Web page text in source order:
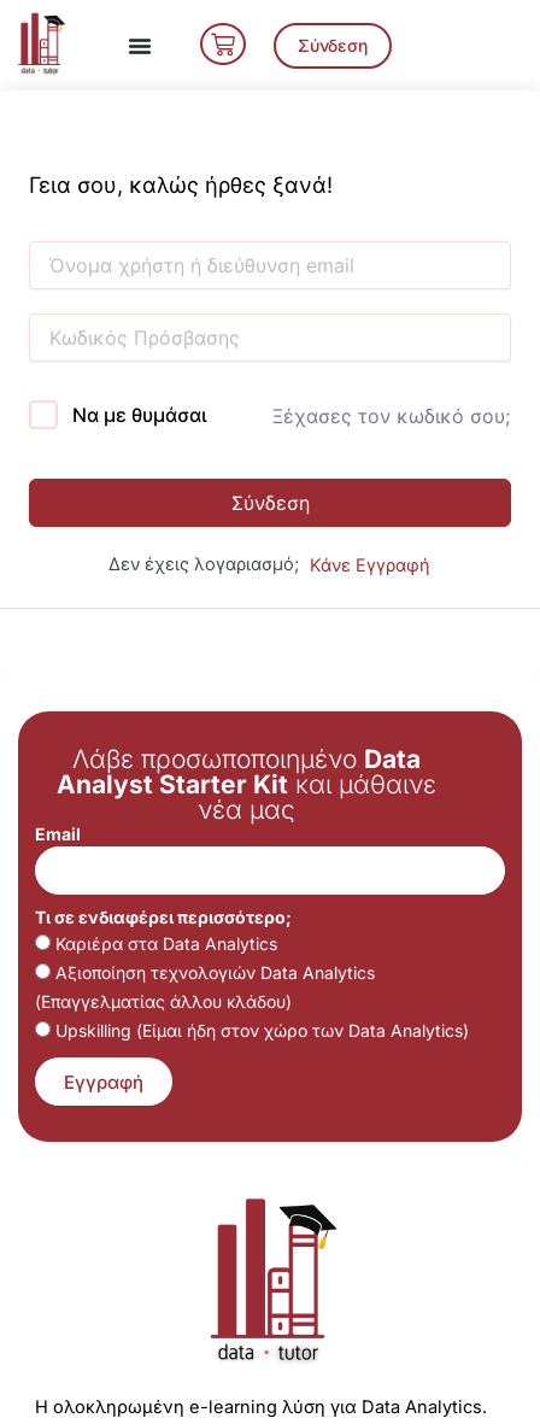
Μετάβαση
περιεχόμενο
Cart Σύνδεση
Γεια σου, καλώς ήρθες ξανά!
Να με θυμάσαι Ξέχασες τον κωδικό σου;
Σύνδεση
Δεν έχεις λογαριασμό; Κάνε Εγγραφή
Λάβε προσωποποιημένο Data
Analyst Starter Kit και μάθαινε
νέα μας
Email
Τι σε ενδιαφέρει περισσότερο;
Καριέρα στα Data Analytics
Αξιοποίηση τεχνολογιών Data Analytics
(Επαγγελματίας άλλου κλάδου)
Upskilling (Είμαι ήδη στον χώρο των Data Analytics)
Εγγραφή
Η ολοκληρωμένη e-learning λύση για Data Analytics.